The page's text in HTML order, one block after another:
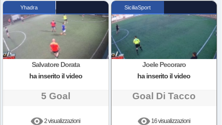
Yhadra
Salvatore Dorata
ha inserito il video
5 Goal
2 visualizzazioni
SiciliaSport
Joele Pecoraro
ha inserito il video
Goal Di Tacco
16 visualizzazioni